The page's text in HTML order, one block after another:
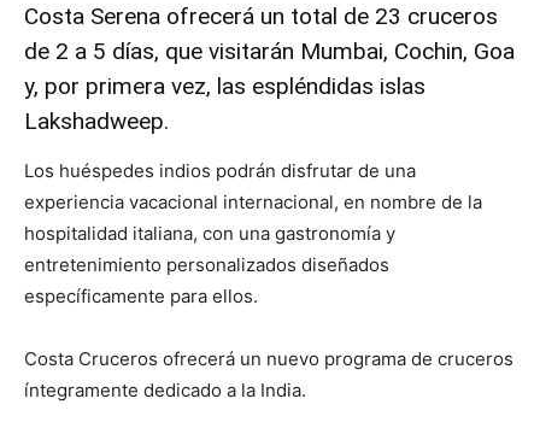
Costa Serena ofrecerá un total de 23 cruceros
de 2 a 5 días, que visitarán Mumbai, Cochin, Goa
y, por primera vez, las espléndidas islas
Lakshadweep.
Los huéspedes indios podrán disfrutar de una
experiencia vacacional internacional, en nombre de la
hospitalidad italiana, con una gastronomía y
entretenimiento personalizados diseñados
específicamente para ellos.
Costa Cruceros ofrecerá un nuevo programa de cruceros
íntegramente dedicado a la India.